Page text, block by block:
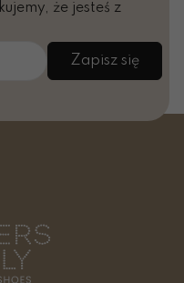
że jesteś z
Zapisz się